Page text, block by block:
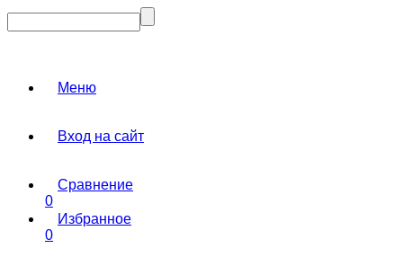
Меню
Вход на сайт
Сравнение
0
Избранное
0